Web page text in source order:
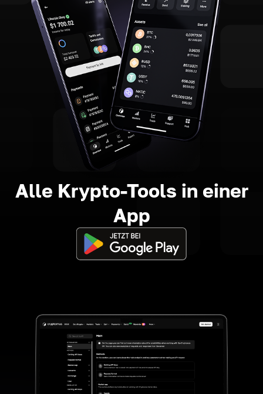
Alle Krypto-Tools in einer
App